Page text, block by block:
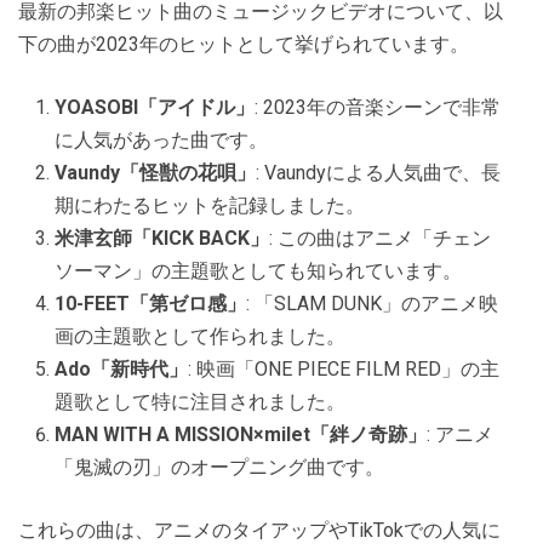
最新の邦楽ヒット曲のミュージックビデオについて、以
下の曲が2023年のヒットとして挙げられています。
YOASOBI「アイドル」 : 2023年の音楽シーンで非常
に人気があった曲です。
Vaundy「怪獣の花唄」 : Vaundyによる人気曲で、長
期にわたるヒットを記録しました。
米津玄師「KICK BACK」 : この曲はアニメ「チェン
ソーマン」の主題歌としても知られています。
10-FEET「第ゼロ感」 : 「SLAM DUNK」のアニメ映
画の主題歌として作られました。
Ado「新時代」 : 映画「ONE PIECE FILM RED」の主
題歌として特に注目されました。
MAN WITH A MISSION×milet「絆ノ奇跡」 : アニメ
「鬼滅の刃」のオープニング曲です。
これらの曲は、アニメのタイアップやTikTokでの人気に